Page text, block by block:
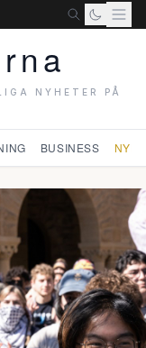
NYHETER PÅ
BUSINESS